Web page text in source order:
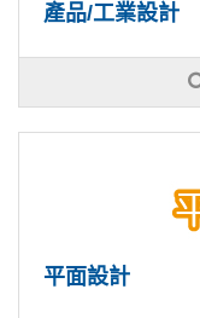
產品/工業設計
平面設計